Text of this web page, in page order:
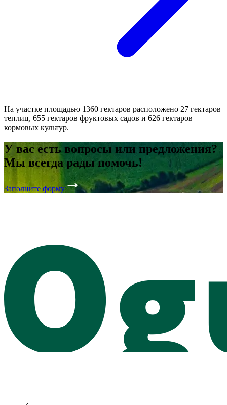
На участке площадью 1360 гектаров расположено 27 гектаров
теплиц, 655 гектаров фруктовых садов и 626 гектаров
кормовых культур.
У вас есть вопросы или предложения?
Мы всегда рады помочь!
Заполните форму